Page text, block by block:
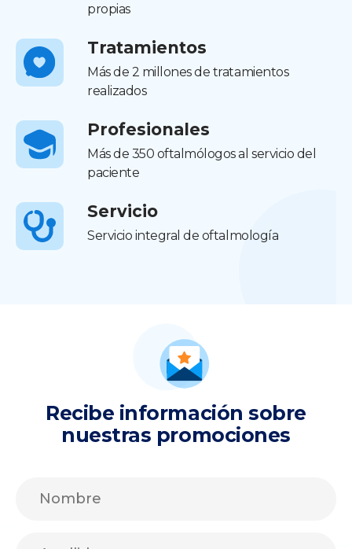
propias
Tratamientos
Más de 2 millones de tratamientos
realizados
Profesionales
Más de 350 oftalmólogos al servicio del
paciente
Servicio
Servicio integral de oftalmología
Recibe información sobre
nuestras promociones